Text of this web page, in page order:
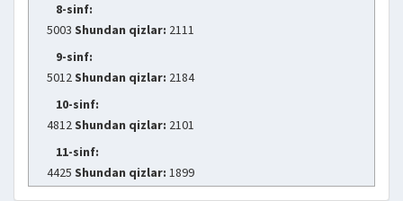
8-sinf:
5003 Shundan qizlar: 2111
9-sinf:
5012Shundan qizlar: 2184
10-sinf:
4812Shundan qizlar: 2101
11-sinf:
4425 Shundan qizlar: 1899